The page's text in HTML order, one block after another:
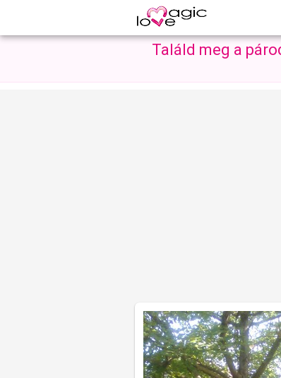
Találd meg a